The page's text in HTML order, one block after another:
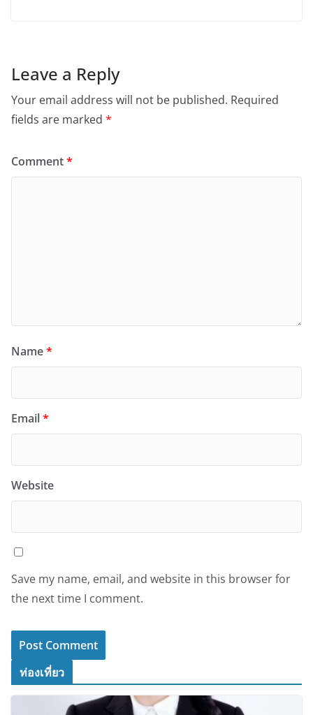
Leave a Reply
Your email address will not be published. Required
fields are marked *
Comment*
Name*
Email*
Website
Save my name, email, and website in this browser for
the next time I comment.
ท่องเที่ยว